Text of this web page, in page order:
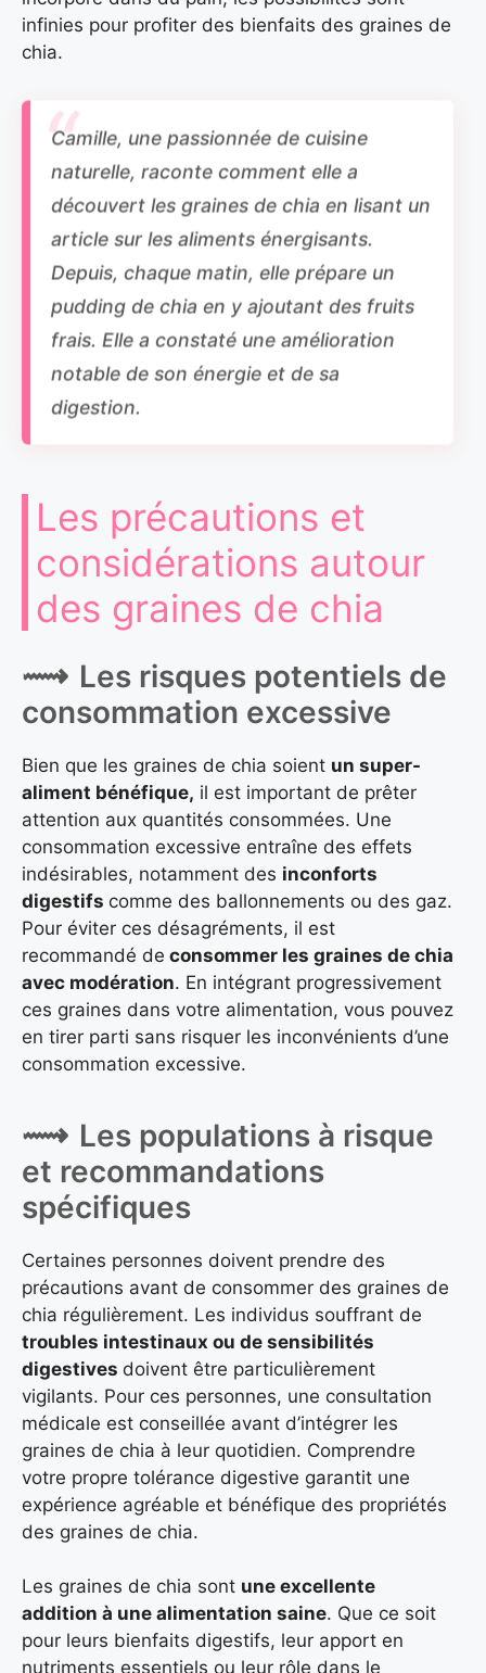
infinies pour profiter des bienfaits des graines de
chia.
Camille, une passionnée de cuisine
naturelle, raconte comment elle a
découvert les graines de chia en lisant un
article sur les aliments énergisants.
Depuis, chaque matin, elle prépare un
pudding de chia en y ajoutant des fruits
frais. Elle a constaté une amélioration
notable de son énergie et de sa
digestion.
Les précautions et
considérations autour
des graines de chia
Les risques potentiels de
consommation excessive
Bien que les graines de chia soient un super-
aliment bénéfique, il est important de prêter
attention aux quantités consommées. Une
consommation excessive entraîne des effets
indésirables, notamment des inconforts
digestifs comme des ballonnements ou des gaz.
Pour éviter ces désagréments, il est
recommandé de consommer les graines de chia
avec modération. En intégrant progressivement
ces graines dans votre alimentation, vous pouvez
en tirer parti sans risquer les inconvénients d’une
consommation excessive.
Les populations à risque
et recommandations
spécifiques
Certaines personnes doivent prendre des
précautions avant de consommer des graines de
chia régulièrement. Les individus souffrant de
troubles intestinaux ou de sensibilités
digestives doivent être particulièrement
vigilants. Pour ces personnes, une consultation
médicale est conseillée avant d’intégrer les
graines de chia à leur quotidien. Comprendre
votre propre tolérance digestive garantit une
expérience agréable et bénéfique des propriétés
des graines de chia.
Les graines de chia sont une excellente
addition à une alimentation saine. Que ce soit
pour leurs bienfaits digestifs, leur apport en
nutriments essentiels ou leur rôle dans le